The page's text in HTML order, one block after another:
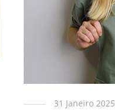
31 Janeiro 2025